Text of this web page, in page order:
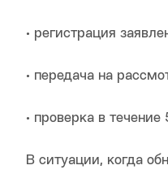
• регистрация
• передача на
• проверка в
В ситуации, когда